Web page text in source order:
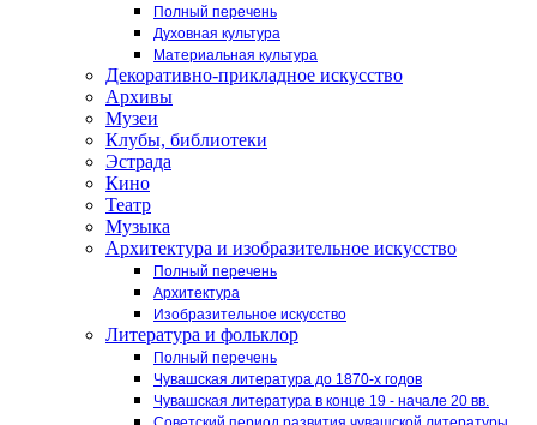
Полный перечень
Духовная культура
Материальная культура
Декоративно-прикладное искусство
Архивы
Музеи
Клубы, библиотеки
Эстрада
Кино
Театр
Музыка
Архитектура и изобразительное искусство
Полный перечень
Архитектура
Изобразительное искусство
Литература и фольклор
Полный перечень
Чувашская литература до 1870-х годов
Чувашская литература в конце 19 - начале 20 вв.